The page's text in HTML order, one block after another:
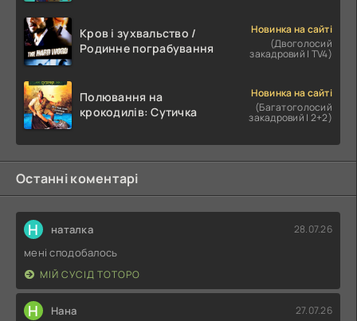
Кров і зухвальство /
Родинне пограбування
Новинка на сайті
(Двоголосий
закадровий | TV4)
Полювання на
крокодилів: Сутичка
Новинка на сайті
(Багатоголосий
закадровий | 2+2)
Останні коментарі
Н наталка 28.07.26
мені сподобалось
МІЙ СУСІД ТОТОРО
Н Нана 27.07.26